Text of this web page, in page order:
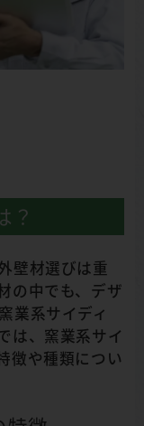
？
壁材選びは重
の中でも、デザ
業系サイディ
は、窯業系サイ
徴や種類につい